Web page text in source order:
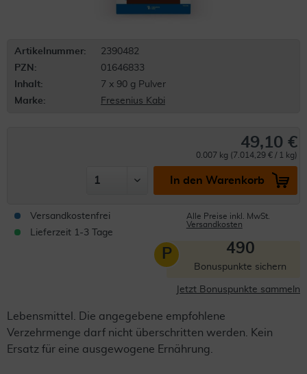
Artikelnummer:
2390482
PZN:
01646833
Inhalt:
7 x 90 g Pulver
Marke:
Fresenius Kabi
49,10 €
0.007 kg (7.014,29 € / 1 kg)
In den Warenkorb
Versandkostenfrei
Lieferzeit 1-3 Tage
Alle Preise inkl. MwSt.
Versandkosten
P 490
Bonuspunkte sichern
Jetzt Bonuspunkte sammeln
Lebensmittel. Die angegebene empfohlene
Verzehrmenge darf nicht überschritten werden. Kein
Ersatz für eine ausgewogene Ernährung.